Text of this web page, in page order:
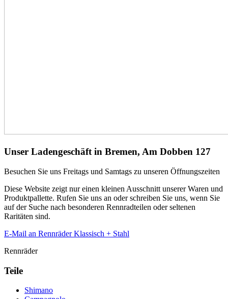
Unser Ladengeschäft in Bremen, Am Dobben 127
Besuchen Sie uns Freitags und Samtags zu unseren Öffnungszeiten
Diese Website zeigt nur einen kleinen Ausschnitt unserer Waren und
Produktpallette. Rufen Sie uns an oder schreiben Sie uns, wenn Sie
auf der Suche nach besonderen Rennradteilen oder seltenen
Raritäten sind.
E-Mail an Rennräder Klassisch + Stahl
Rennräder
Teile
Shimano